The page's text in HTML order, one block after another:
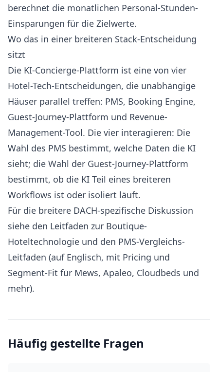
berechnet die monatlichen Personal-Stunden-
Einsparungen für die Zielwerte.
Wo das in einer breiteren Stack-Entscheidung
sitzt
Die KI-Concierge-Plattform ist eine von vier
Hotel-Tech-Entscheidungen, die unabhängige
Häuser parallel treffen: PMS, Booking Engine,
Guest-Journey-Plattform und Revenue-
Management-Tool. Die vier interagieren: Die
Wahl des PMS bestimmt, welche Daten die KI
sieht; die Wahl der Guest-Journey-Plattform
bestimmt, ob die KI Teil eines breiteren
Workflows ist oder isoliert läuft.
Für die breitere DACH-spezifische Diskussion
siehe den Leitfaden zur Boutique-
Hoteltechnologie und den PMS-Vergleichs-
Leitfaden (auf Englisch, mit Pricing und
Segment-Fit für Mews, Apaleo, Cloudbeds und
mehr).
Häufig gestellte Fragen